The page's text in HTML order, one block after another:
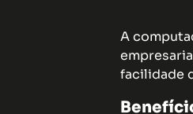
A
facilidade